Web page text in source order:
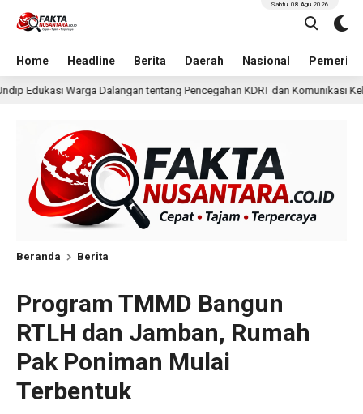
Home Headline Berita Daerah Nasional
Sabtu, 08 Agu 2026
Pencegahan KDRT dan Komunikasi Keluarga 6 jam lalu KKN
Beranda Berita
Program TMMD Bangun
RTLH dan Jamban, Rumah
Pak Poniman Mulai
Terbentuk